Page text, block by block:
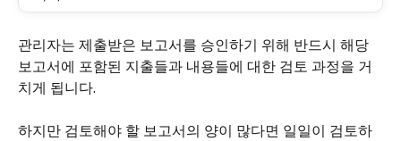
관리자는 제출받은 보고서를 승인하기 위해 반드시 해당
보고서에 포함된 지출들과 내용들에 대한 검토 과정을 거
치게 됩니다.
하지만 검토해야 할 보고서의 양이 많다면 일일이 검토하